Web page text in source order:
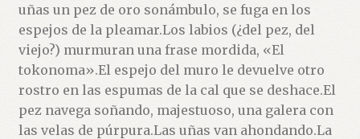
uñas un pez de oro sonámbulo, se fuga en los
espejos de la pleamar.Los labios (¿del pez, del
viejo?) murmuran una frase mordida, «El
tokonoma».El espejo del muro le devuelve otro
rostro en las espumas de la cal que se deshace.El
pez navega soñando, majestuoso, una galera con
las velas de púrpura.Las uñas van ahondando.La